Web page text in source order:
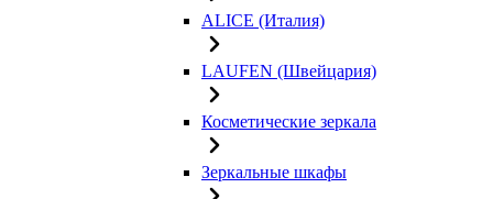
ALICE (Италия)
LAUFEN (Швейцария)
Косметические зеркала
Зеркальные шкафы